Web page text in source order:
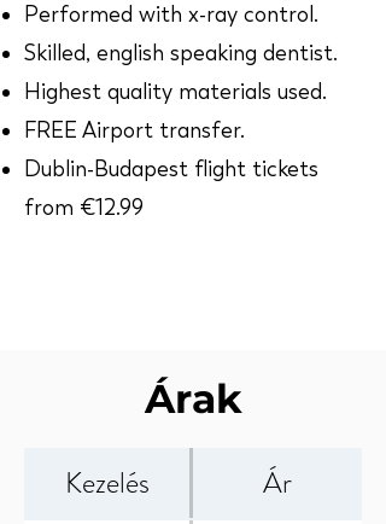
Performed with x-ray control.
Skilled, english speaking dentist.
Highest quality materials used.
FREE Airport transfer.
Dublin-Budapest flight tickets
from €12.99
Árak
Kezelés Ár